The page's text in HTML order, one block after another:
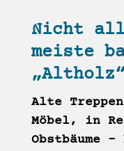
Nicht
meiste
„Altholz“
Alte
Möbel, in
Obstbäume